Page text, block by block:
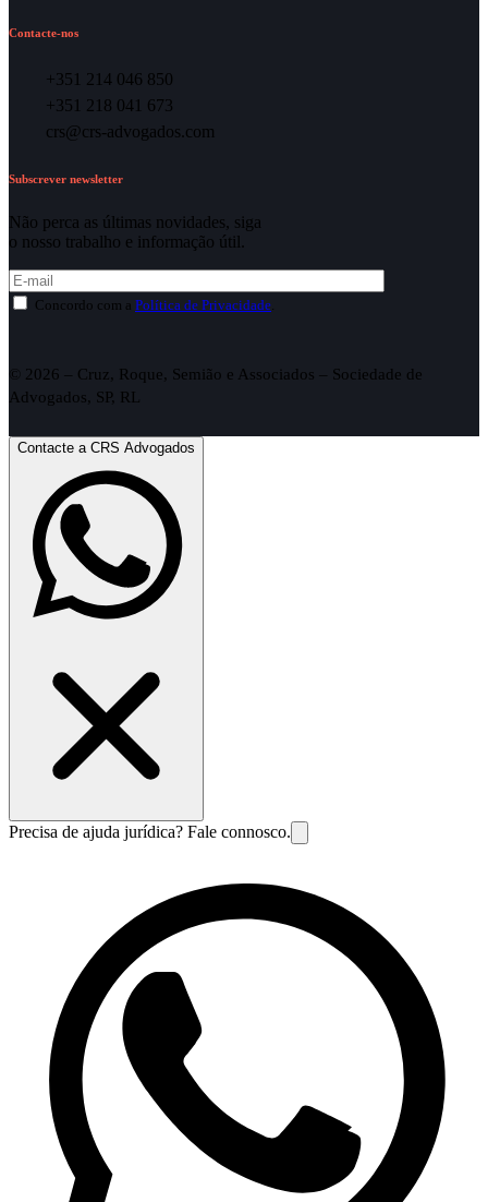
Contacte-nos
+351 214 046 850
+351 218 041 673
crs@crs-advogados.com
Subscrever newsletter
Não perca as últimas novidades, siga
o nosso trabalho e informação útil.
Concordo com a Política de Privacidade.
© 2026 – Cruz, Roque, Semião e Associados – Sociedade de
Advogados, SP, RL
Contacte a CRS Advogados
Precisa de ajuda jurídica? Fale connosco.